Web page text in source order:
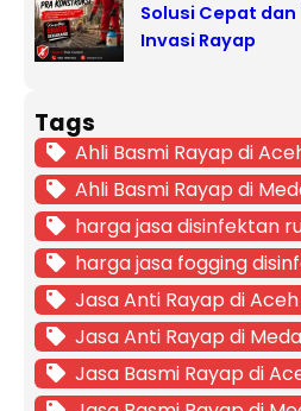
Solusi Cepat
Invasi Rayap
Tags
Ahli Basmi Rayap di
Ahli Basmi Rayap di
harga jasa disinfektan
harga jasa fogging
Jasa Anti Rayap di Aceh
Jasa Anti Rayap di
Jasa Basmi Rayap di